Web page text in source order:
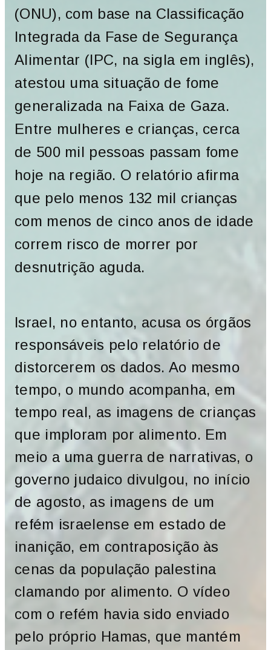
(ONU), com base na Classificação
Integrada da Fase de Segurança
Alimentar (IPC, na sigla em inglês),
atestou uma situação de fome
generalizada na Faixa de Gaza.
Entre mulheres e crianças, cerca
de 500 mil pessoas passam fome
hoje na região. O relatório afirma
que pelo menos 132 mil crianças
com menos de cinco anos de idade
correm risco de morrer por
desnutrição aguda.
Israel, no entanto, acusa os órgãos
responsáveis pelo relatório de
distorcerem os dados. Ao mesmo
tempo, o mundo acompanha, em
tempo real, as imagens de crianças
que imploram por alimento. Em
meio a uma guerra de narrativas, o
governo judaico divulgou, no início
de agosto, as imagens de um
refém israelense em estado de
inanição, em contraposição às
cenas da população palestina
clamando por alimento. O vídeo
com o refém havia sido enviado
pelo próprio Hamas, que mantém